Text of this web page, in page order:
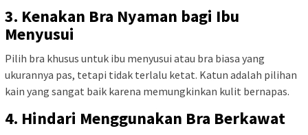
3. Kenakan Bra Nyaman bagi Ibu
Menyusui
Pilih bra khusus untuk ibu menyusui atau bra biasa yang
ukurannya pas, tetapi tidak terlalu ketat. Katun adalah pilihan
kain yang sangat baik karena memungkinkan kulit bernapas.
4. Hindari Menggunakan Bra Berkawat